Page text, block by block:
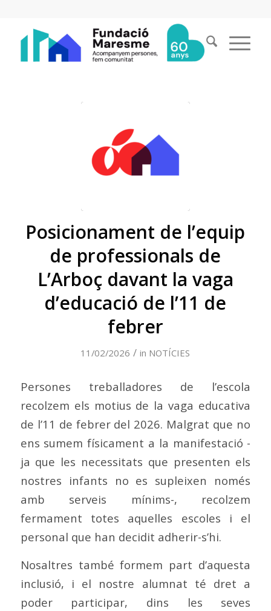
Posicionament de l’equip
de professionals de
L’Arboç davant la vaga
d’educació de l’11 de
febrer
11/02/2026 / in NOTÍCIES
Persones treballadores de l’escola
recolzem els motius de la vaga educativa
de l’11 de febrer del 2026. Malgrat que no
ens sumem físicament a la manifestació -
ja que les necessitats que presenten els
nostres infants no es supleixen només
amb serveis mínims-, recolzem
fermament totes aquelles escoles i el
personal que han decidit adherir-s’hi.
Nosaltres també formem part d’aquesta
inclusió, i el nostre alumnat té dret a
poder participar, dins les seves